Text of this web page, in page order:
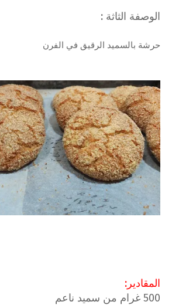
الوصفة الثاثة :
حرشة بالسميد الرقيق في الفرن
المقادير:
500 غرام من سميد ناعم